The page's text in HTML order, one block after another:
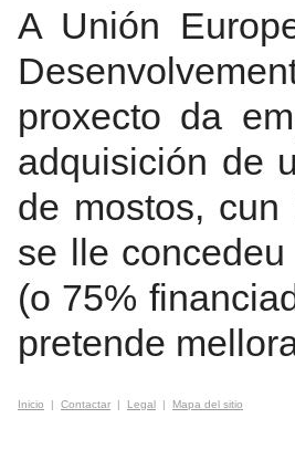
A Unión
proxecto da
adquisición de
de mostos,
se lle
(o 75%
pretende
Inicio | Contactar | Legal | Mapa del sitio